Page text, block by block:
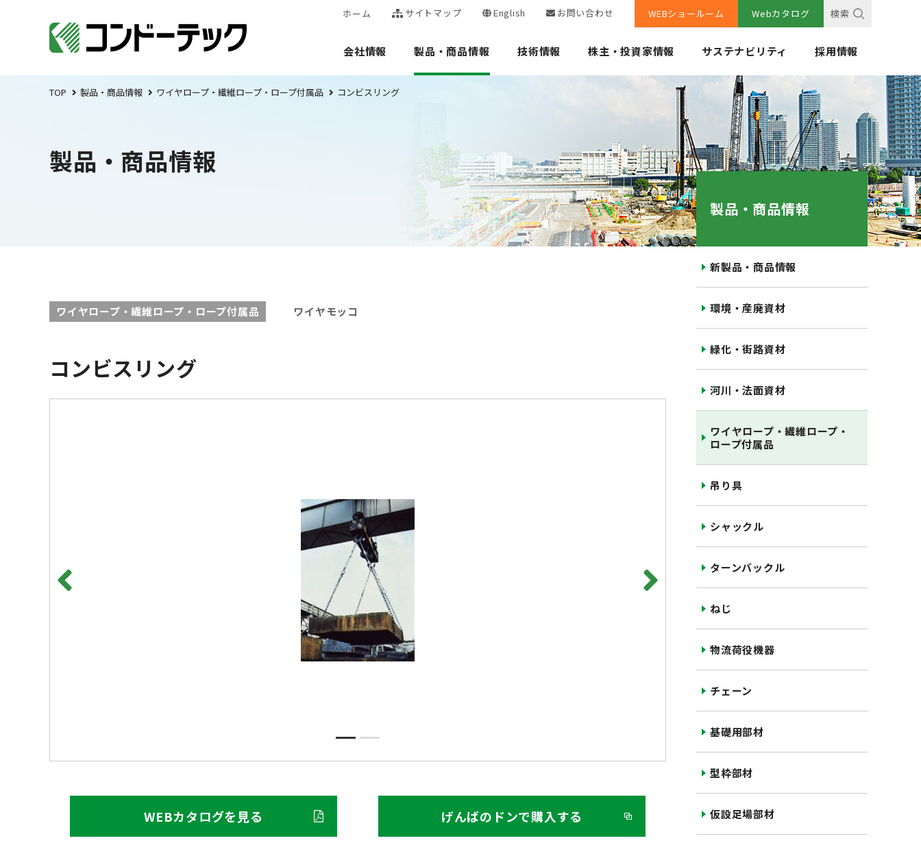
ホーム サイトマップ English お問い合わせ WEBショールーム Webカタログ 検索
会社情報 製品・商品情報 技術情報 株主・投資家情報 サステナビリティ 採用情報
TOP 製品・商品情報 ワイヤロープ・繊維ロープ・ロープ付属品 コンビスリング
製品・商品情報
ワイヤロープ・繊維ロープ・ロープ付属品 ワイヤモッコ
コンビスリング
WEBカタログを見る げんばのドンで購入する
製品・商品情報
新製品・商品情報
環境・産廃資材
緑化・街路資材
河川・法面資材
ワイヤロープ・繊維ロープ・
ロープ付属品
吊り具
シャックル
ターンバックル
ねじ
物流荷役機器
チェーン
基礎用部材
型枠部材
仮設足場部材